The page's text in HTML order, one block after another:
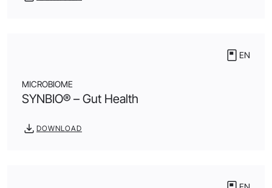
EN
MICROBIOME
SYNBIO® – Gut Health
DOWNLOAD